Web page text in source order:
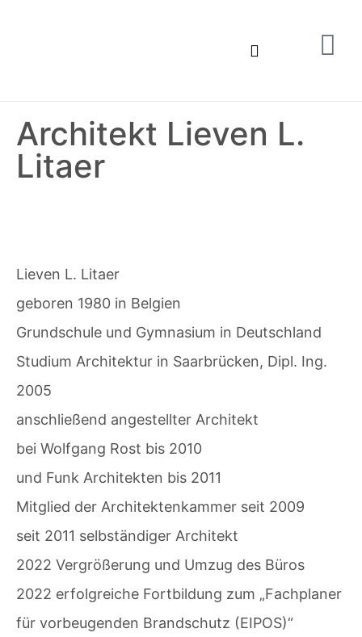
Architekt Lieven L.
Litaer
Lieven L. Litaer
geboren 1980 in Belgien
Grundschule und Gymnasium in Deutschland
Studium Architektur in Saarbrücken, Dipl. Ing.
2005
anschließend angestellter Architekt
bei Wolfgang Rost bis 2010
und Funk Architekten bis 2011
Mitglied der Architektenkammer seit 2009
seit 2011 selbständiger Architekt
2022 Vergrößerung und Umzug des Büros
2022 erfolgreiche Fortbildung zum „Fachplaner
für vorbeugenden Brandschutz (EIPOS)“